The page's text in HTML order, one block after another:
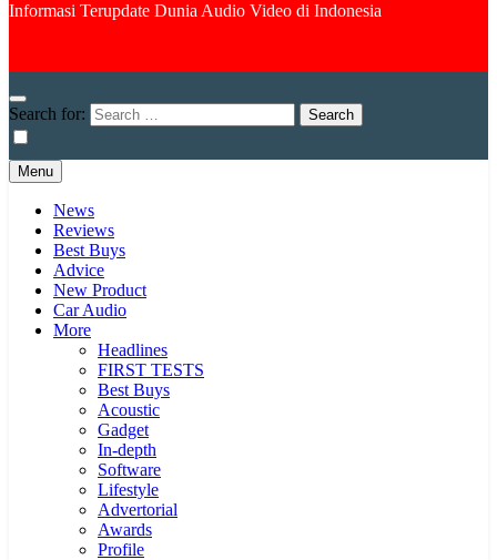
Informasi Terupdate Dunia Audio Video di Indonesia
Search for:
Menu
News
Reviews
Best Buys
Advice
New Product
Car Audio
More
Headlines
FIRST TESTS
Best Buys
Acoustic
Gadget
In-depth
Software
Lifestyle
Advertorial
Awards
Profile